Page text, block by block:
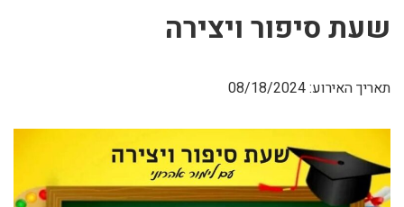
שעת סיפור ויצירה
תאריך האירוע: 08/18/2024